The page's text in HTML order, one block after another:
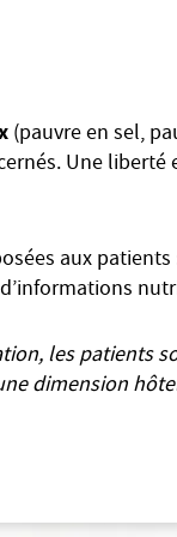
(pauvre en sel,
Une liberté
aux patients
les patients
dimension